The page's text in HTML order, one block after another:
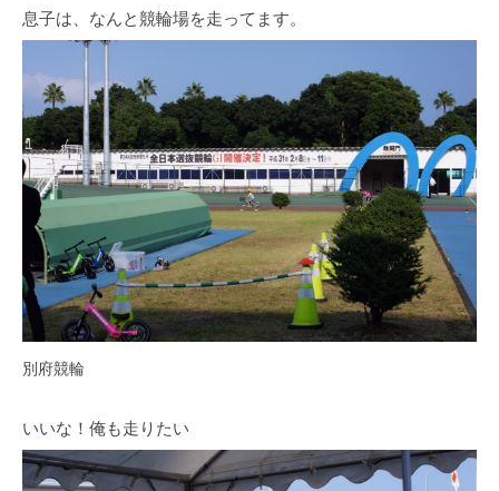
息子は、なんと競輪場を走ってます。
別府競輪
いいな！俺も走りたい